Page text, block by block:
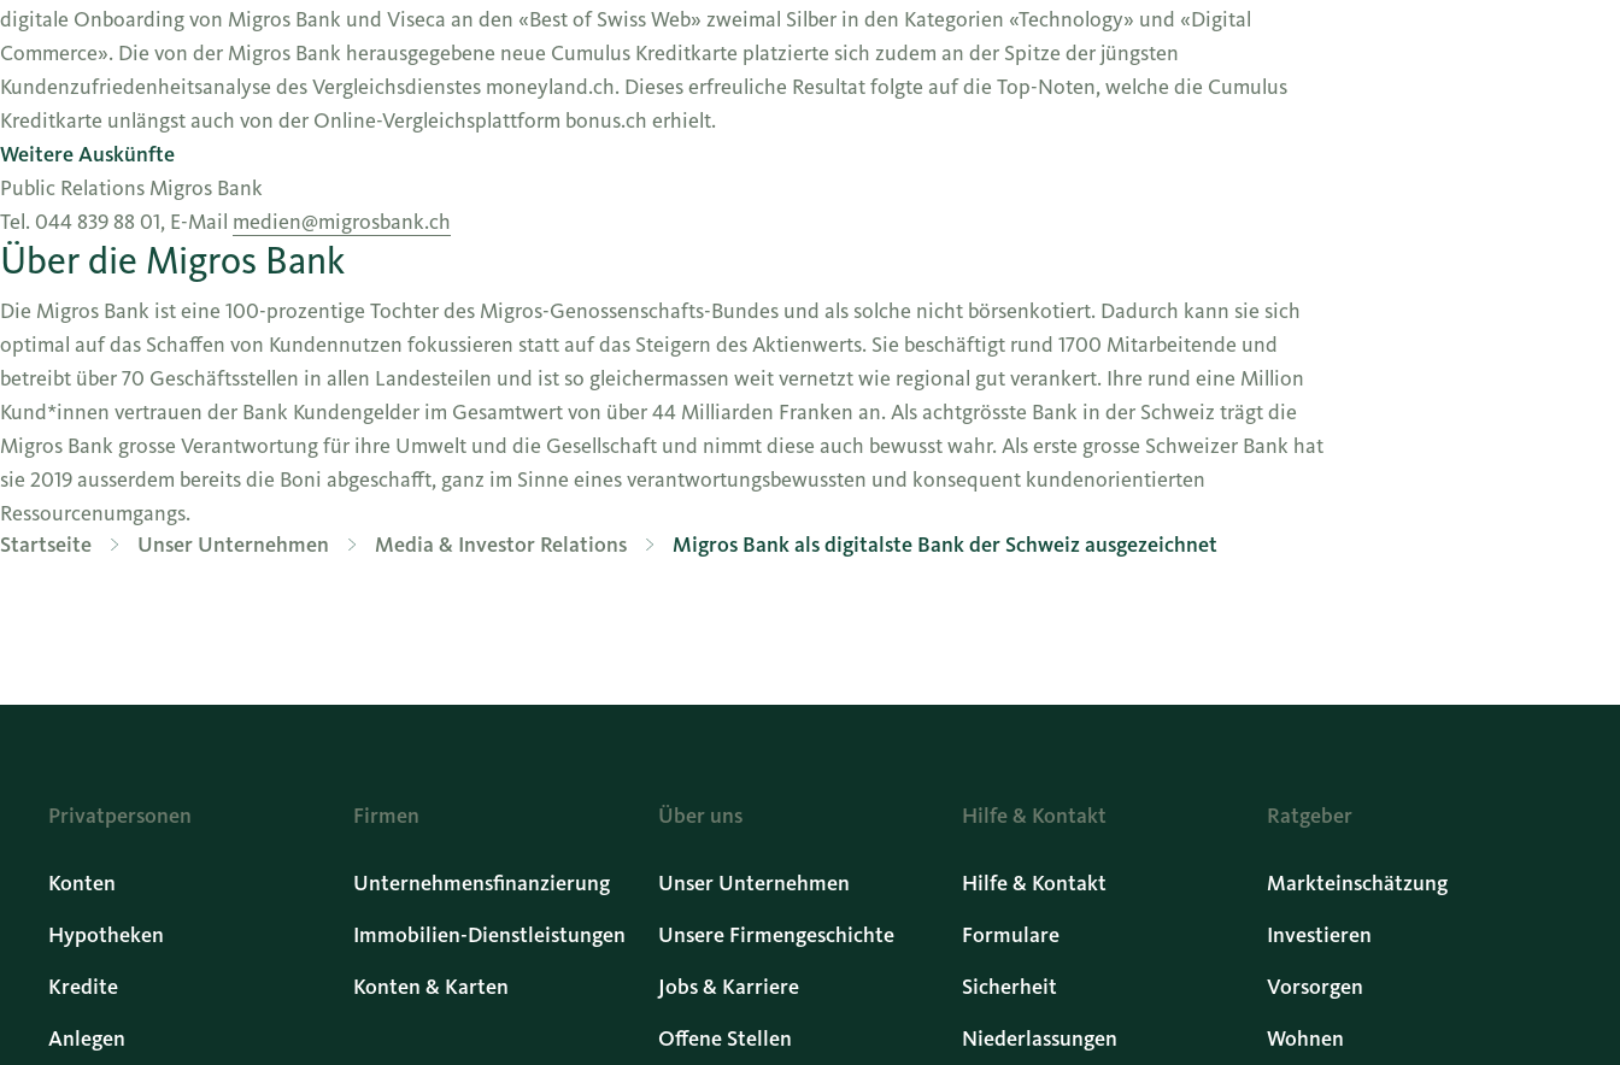
digitale Onboarding von Migros Bank und Viseca an den «Best of Swiss Web» zweimal Silber in den Kategorien «Technology» und «Digital
Commerce». Die von der Migros Bank herausgegebene neue Cumulus Kreditkarte platzierte sich zudem an der Spitze der jüngsten
Kundenzufriedenheitsanalyse des Vergleichsdienstes moneyland.ch. Dieses erfreuliche Resultat folgte auf die Top-Noten, welche die Cumulus
Kreditkarte unlängst auch von der Online-Vergleichsplattform bonus.ch erhielt.
Weitere Auskünfte
Public Relations Migros Bank
Tel. 044 839 88 01, E-Mail medien@migrosbank.ch
Über die Migros Bank
Die Migros Bank ist eine 100-prozentige Tochter des Migros-Genossenschafts-Bundes und als solche nicht börsenkotiert. Dadurch kann sie sich
optimal auf das Schaffen von Kundennutzen fokussieren statt auf das Steigern des Aktienwerts. Sie beschäftigt rund 1700 Mitarbeitende und
betreibt über 70 Geschäftsstellen in allen Landesteilen und ist so gleichermassen weit vernetzt wie regional gut verankert. Ihre rund eine Million
Kund*innen vertrauen der Bank Kundengelder im Gesamtwert von über 44 Milliarden Franken an. Als achtgrösste Bank in der Schweiz trägt die
Migros Bank grosse Verantwortung für ihre Umwelt und die Gesellschaft und nimmt diese auch bewusst wahr. Als erste grosse Schweizer Bank hat
sie 2019 ausserdem bereits die Boni abgeschafft, ganz im Sinne eines verantwortungsbewussten und konsequent kundenorientierten
Ressourcenumgangs.
Startseite
Unser Unternehmen Media & Investor Relations Migros Bank als digitalste Bank der Schweiz ausgezeichnet
Privatpersonen
Konten
Hypotheken
Kredite
Anlegen
Firmen
Unternehmensfinanzierung
Immobilien-Dienstleistungen
Konten & Karten
Über uns
Unser Unternehmen
Unsere Firmengeschichte
Jobs & Karriere
Offene Stellen
Hilfe & Kontakt
Hilfe & Kontakt
Formulare
Sicherheit
Niederlassungen
Ratgeber
Markteinschätzung
Investieren
Vorsorgen
Wohnen